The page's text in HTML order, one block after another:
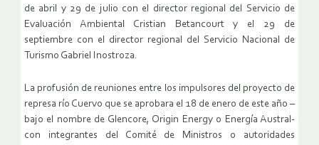
de abril y 29 de julio con el director regional del Servicio de
Evaluación Ambiental Cristian Betancourt y el 29 de
septiembre con el director regional del Servicio Nacional de
Turismo Gabriel Inostroza.
La profusión de reuniones entre los impulsores del proyecto de
represa río Cuervo que se aprobara el 18 de enero de este año –
bajo el nombre de Glencore, Origin Energy o Energía Austral-
con integrantes del Comité de Ministros o autoridades